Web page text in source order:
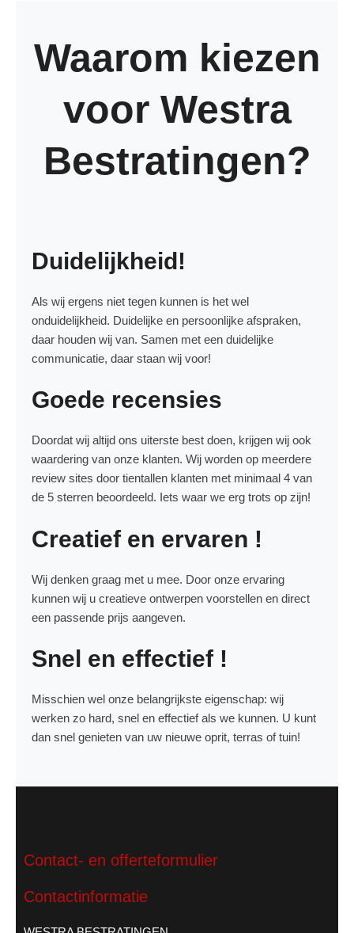
Waarom kiezen
voor Westra
Bestratingen?
Duidelijkheid!
Als wij ergens niet tegen kunnen is het wel
onduidelijkheid. Duidelijke en persoonlijke afspraken,
daar houden wij van. Samen met een duidelijke
communicatie, daar staan wij voor!
Goede recensies
Doordat wij altijd ons uiterste best doen, krijgen wij ook
waardering van onze klanten. Wij worden op meerdere
review sites door tientallen klanten met minimaal 4 van
de 5 sterren beoordeeld. Iets waar we erg trots op zijn!
Creatief en ervaren !
Wij denken graag met u mee. Door onze ervaring
kunnen wij u creatieve ontwerpen voorstellen en direct
een passende prijs aangeven.
Snel en effectief !
Misschien wel onze belangrijkste eigenschap: wij
werken zo hard, snel en effectief als we kunnen. U kunt
dan snel genieten van uw nieuwe oprit, terras of tuin!
Contact- en offerteformulier
Contactinformatie